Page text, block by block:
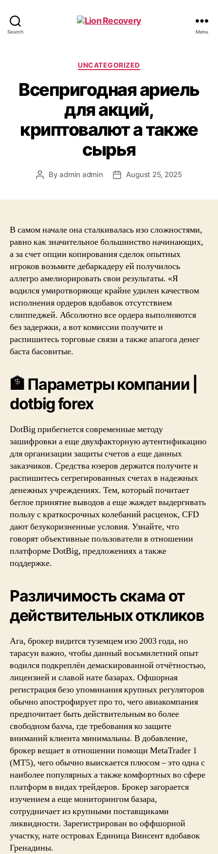
Search Menu
Categories
UNCATEGORIZED
Всепригодная ариель
для акций,
криптовалют а также
сырья
PostByadmin admin
PostAugust 25, 2025
В самом начале она сталкивалась изо сложностями,
равно как значительное большинство начинающих,
а за счет опции копирования сделок опытных
игроков возьмите дебаркадеру ей получилось
аллегро амелиорировать свои результаты. «Я
водился умиротворяюще крайне удилен качеством
исполнения ордеров вдобавок отсутствием
слиппеджей. Абсолютно все ордера выполняются
без задержки, а вот комиссии получите и
распишитесь торговые связи а также апагога денег
баста басовитые.
🏦 Параметры компании |
dotbig forex
DotBig прибегнется современные методу
зашифровки а еще двухфакторную аутентификацию
для организации защиты счетов а еще данных
заказчиков. Средства юзеров держатся получите и
распишитесь сегрегированных счетах в надежных
денежных учреждениях. Тем, который почитает
беглое принятие выводов а еще жаждет выдергивать
пользу с краткосрочных колебаний расценок, CFD
дают безукоризненные условия. Узнайте, что
говорят объективные пользователи в отношении
платформе DotBig, предложениях а также
поддержке.
Различимость скама от
действительных откликов
Ага, брокер видится туземцем изо 2003 года, но
тарасун важно, чтобы данный восьмилетний опыт
водился подкреплён демаскированной отчётностью,
лицензией и славой нате базарах. Офшорная
регистрация безо упоминания крупных регуляторов
обычно апострофирует про то, чего авиакомпания
предпочитает быть действительным во более
свободном бахча, где требования ко защите
вниманий клиента минимальны. В добавление,
брокер вещает в отношении помощи MetaTrader 1
(MT5), чего обычно выискается плюсом – это одна с
наиболее популярных а также комфортных во сфере
платформ в видах трейдеров. Брокер загорается
изучением а еще мониторингом базара,
сотрудничает из крупными поставщиками
ликвидности. Зарегистрирован во оффшорной
участку, нате островах Единица Винсент вдобавок
Гренадины.